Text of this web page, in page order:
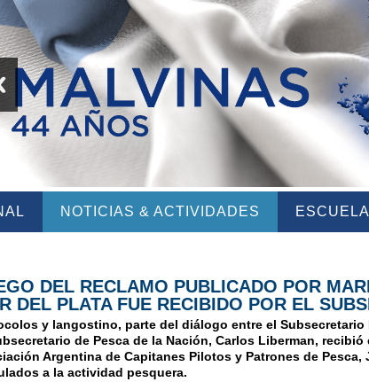
NOTICIAS & ACTIVIDADES
DEL RECLAMO PUBLICADO POR
DEL PLATA FUE RECIBIDO POR EL
y langostino, parte del diálogo entre el Subsecretario
de Pesca de la Nación, Carlos Liberman,
Argentina de Capitanes Pilotos y Patrones de
a la actividad pesquera.